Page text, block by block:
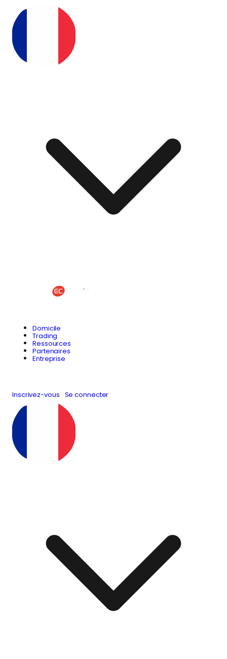
Domicile
Trading
Ressources
Partenaires
Entreprise
Inscrivez-vous Se connecter